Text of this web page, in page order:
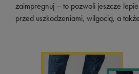
zaimpregnuj – to pozwoli jeszcze
przed uszkodzeniami, wilgocią, a